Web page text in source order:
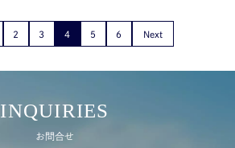
2 3 4 5 6 Next
INQUIRIES
お問合せ